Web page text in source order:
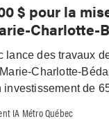
$ pour la
Charlotte-
lance des travaux
Charlotte-
investissement de
IA Métro Québec